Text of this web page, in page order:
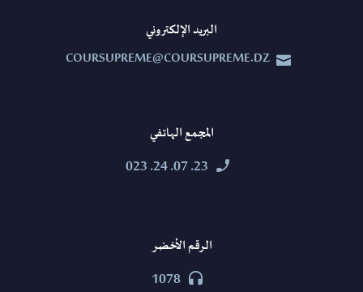
البريد الإلكتروني


COURSUPREME@COURSUPREME.DZ
المجمع الهاتفي


23. 07. 24. 023
الرقم الأخضر


1078